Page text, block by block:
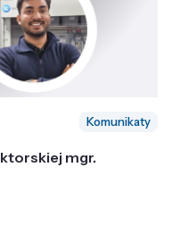
Komunikaty
mgr.